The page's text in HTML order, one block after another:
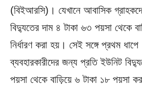
(বিইআরসি)। যেখানে আবাসিক
বিদ্যুতের দাম ৪ টাকা ৬৩ পয়সা থেকে
নির্ধারণ করা হয়। সেই সঙ্গে প্রথম
ব্যবহারকারীদের জন্য প্রতি ইউনিট
পয়সা থেকে বাড়িয়ে ৬ টাকা ১৮ পয়সা